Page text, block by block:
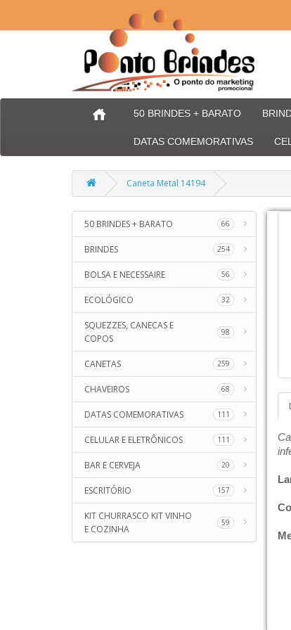
50 BRINDES + BARATO
DATAS COMEMORATIVAS
Caneta Metal 14194
50 BRINDES + BARATO 66
BRINDES 254
BOLSA E NECESSAIRE 56
ECOLÓGICO 32
SQUEZZES, CANECAS E
COPOS
98
CANETAS 259
CHAVEIROS 68
DATAS COMEMORATIVAS 111
CELULAR E ELETRÔNICOS 111
BAR E CERVEJA 20
ESCRITÓRIO 157
KIT CHURRASCO KIT VINHO
E COZINHA
59